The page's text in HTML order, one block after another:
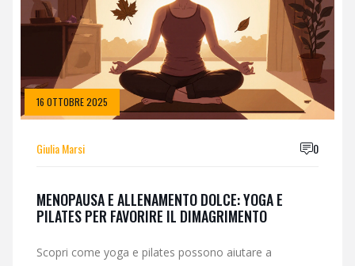
16 OTTOBRE 2025
Giulia Marsi 0
MENOPAUSA E ALLENAMENTO DOLCE: YOGA E
PILATES PER FAVORIRE IL DIMAGRIMENTO
Scopri come yoga e pilates possono aiutare a